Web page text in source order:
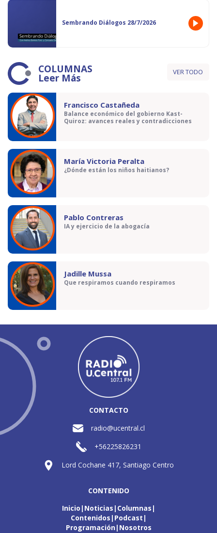
Sembrando Diálogos 28/7/2026
COLUMNAS
Leer Más VER TODO
Francisco Castañeda
Balance económico del gobierno Kast-
Quiroz: avances reales y contradicciones
María Victoria Peralta
¿Dónde están los niños haitianos?
Pablo Contreras
IA y ejercicio de la abogacía
Jadille Mussa
Que respiramos cuando respiramos
CONTACTO
radio@ucentral.cl
+56225826231
Lord Cochane 417, Santiago Centro
CONTENIDO
Inicio Noticias Columnas
Contenidos Podcast
Programación Nosotros